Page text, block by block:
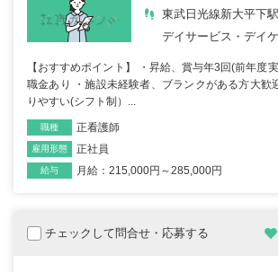
東武日光線新大平下
デイサービス・デイ
【おすすめポイント】 ・昇給、賞与年3回(前年度
職金あり ・施設未経験者、ブランクがある方大歓
りやすい(シフト制）...
職種 正看護師
雇用形態 正社員
給与 月給：215,000円～285,000円
チェックして問合せ・応募する